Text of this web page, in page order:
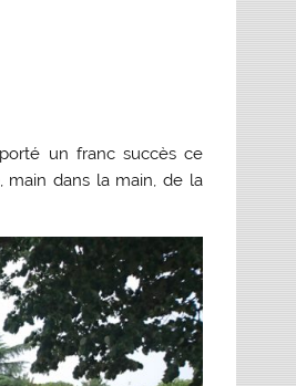
un franc succès ce
main dans la main, de la